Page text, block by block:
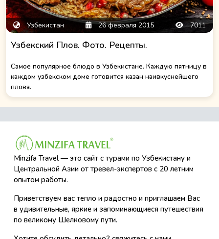
Узбекистан 26 февраля 2015 7011
Узбекский Плов. Фото. Рецепты.
Самое популярное блюдо в Узбекистане. Каждую пятницу в
каждом узбекском доме готовится казан наивкуснейшего
плова.
Minzifa Travel — это сайт с турами по Узбекистану и
Центральной Азии от тревел-экспертов с 20 летним
опытом работы.
Приветствуем вас тепло и радостно и приглашаем Вас
в удивительные, яркие и запоминающиеся путешествия
по великому Шелковому пути.